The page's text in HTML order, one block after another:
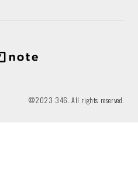
©2023 346. All rights reserved.